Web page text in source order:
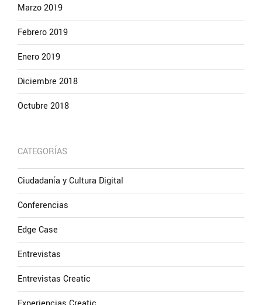
Marzo 2019
Febrero 2019
Enero 2019
Diciembre 2018
Octubre 2018
CATEGORÍAS
Ciudadanía y Cultura Digital
Conferencias
Edge Case
Entrevistas
Entrevistas Creatic